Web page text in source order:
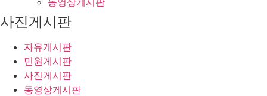
사진게시판
자유게시판
민원게시판
사진게시판
동영상게시판